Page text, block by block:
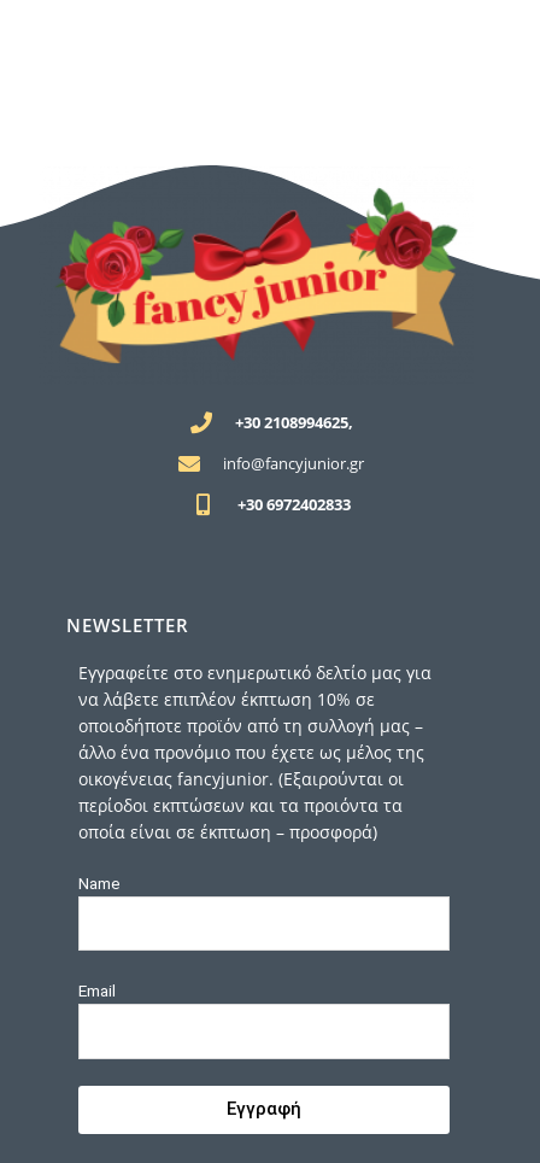
+30 2108994625,
info@fancyjunior.gr
+30 6972402833
NEWSLETTER
Εγγραφείτε στο ενημερωτικό δελτίο μας για
να λάβετε επιπλέον έκπτωση 10% σε
οποιοδήποτε προϊόν από τη συλλογή μας –
άλλο ένα προνόμιο που έχετε ως μέλος της
οικογένειας fancyjunior. (Εξαιρούνται οι
περίοδοι εκπτώσεων και τα προιόντα τα
οποία είναι σε έκπτωση – προσφορά)
Name
Email
Εγγραφή